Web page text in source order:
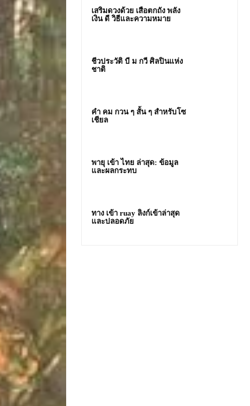
เสริมดวงด้วย เสือตกถัง พลัง
เงิน ดี วิธีและความหมาย
ชีวประวัติ บี ม กวี ศิลปินแห่ง
ชาติ
คํา คม กวน ๆ สั้น ๆ สำหรับโซ
เชียล
พายุ เข้า ไทย ล่าสุด: ข้อมูล
และผลกระทบ
ทาง เข้า ruay ลิงก์เข้าล่าสุด
และปลอดภัย